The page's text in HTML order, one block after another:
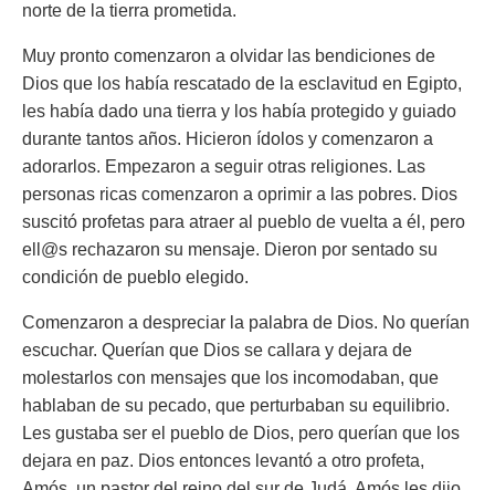
norte de la tierra prometida.
Muy pronto comenzaron a olvidar las bendiciones de
Dios que los había rescatado de la esclavitud en Egipto,
les había dado una tierra y los había protegido y guiado
durante tantos años. Hicieron ídolos y comenzaron a
adorarlos. Empezaron a seguir otras religiones. Las
personas ricas comenzaron a oprimir a las pobres. Dios
suscitó profetas para atraer al pueblo de vuelta a él, pero
ell@s rechazaron su mensaje. Dieron por sentado su
condición de pueblo elegido.
Comenzaron a despreciar la palabra de Dios. No querían
escuchar. Querían que Dios se callara y dejara de
molestarlos con mensajes que los incomodaban, que
hablaban de su pecado, que perturbaban su equilibrio.
Les gustaba ser el pueblo de Dios, pero querían que los
dejara en paz. Dios entonces levantó a otro profeta,